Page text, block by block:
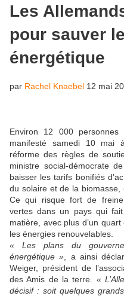
Les
pour sauver
énergétique
par Rachel Knaebel 12 mai
Environ 12 000 personnes
manifesté samedi 10 mai
réforme des règles de
ministre social-démocrate
baisser les tarifs bonifiés
du solaire et de la biomasse,
Ce qui risque fort de
vertes dans un pays qui
matière, avec plus d’un
les énergies renouvelables.
« Les plans du
énergétique » , a ainsi
Weiger, président de
des Amis de la terre. «
décisif : soit quelques